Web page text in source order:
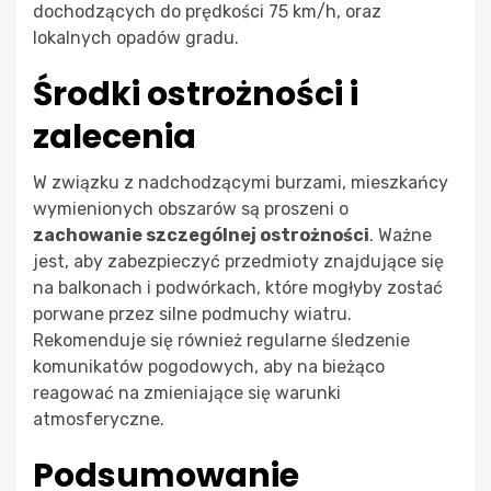
dochodzących do prędkości 75 km/h, oraz
lokalnych opadów gradu.
Środki ostrożności i
zalecenia
W związku z nadchodzącymi burzami, mieszkańcy
wymienionych obszarów są proszeni o
zachowanie szczególnej ostrożności. Ważne
jest, aby zabezpieczyć przedmioty znajdujące się
na balkonach i podwórkach, które mogłyby zostać
porwane przez silne podmuchy wiatru.
Rekomenduje się również regularne śledzenie
komunikatów pogodowych, aby na bieżąco
reagować na zmieniające się warunki
atmosferyczne.
Podsumowanie